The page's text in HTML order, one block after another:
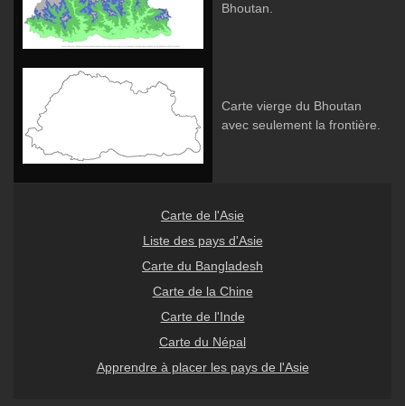
Bhoutan.
Carte vierge du Bhoutan
avec seulement la frontière.
Carte de l'Asie
Liste des pays d'Asie
Carte du Bangladesh
Carte de la Chine
Carte de l'Inde
Carte du Népal
Apprendre à placer les pays de l'Asie